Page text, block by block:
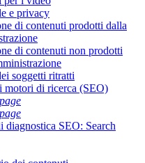
e privacy
di contenuti prodotti dalla
di contenuti non prodotti
soggetti ritratti
motori di ricerca (SEO)
diagnostica SEO: Search